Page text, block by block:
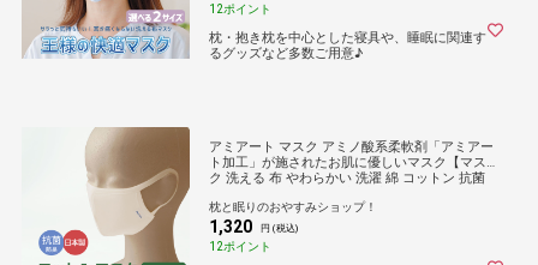
12ポイント
枕・抱き枕を中心とした寝具や、睡眠に関連す
るグッズなど多数ご用意♪
アミアート マスク アミノ酸系柔軟剤「アミアー
ト加工」が施されたお肌に優しいマスク【マス
ク 洗える 布 やわらかい 洗濯 綿 コットン 抗菌
性 大人 子ども 子供 定価販売 日本製 国産】
枕と眠りのおやすみショップ！
1,320 円 (税込)
12ポイント